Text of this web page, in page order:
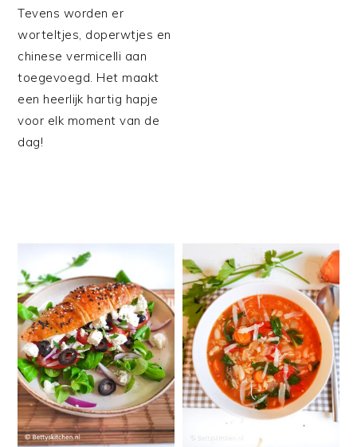
Tevens worden er
worteltjes, doperwtjes en
chinese vermicelli aan
toegevoegd. Het maakt
een heerlijk hartig hapje
voor elk moment van de
dag!